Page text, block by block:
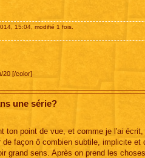
15:04, modifié 1 fois.
20 [/color]
une série?
ton point de vue, et comme je l'ai
façon ô combien subtile, implicite
grand sens. Après on prend les